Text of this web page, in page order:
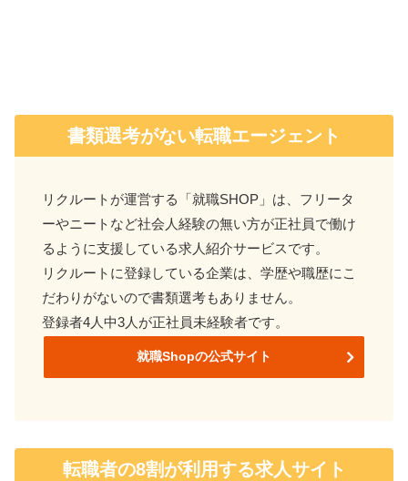
書類選考がない転職エージェント
リクルートが運営する「就職SHOP」は、フリータ
ーやニートなど社会人経験の無い方が正社員で働け
るように支援している求人紹介サービスです。
リクルートに登録している企業は、学歴や職歴にこ
だわりがないので書類選考もありません。
登録者4人中3人が正社員未経験者です。
就職Shopの公式サイト
転職者の8割が利用する求人サイト